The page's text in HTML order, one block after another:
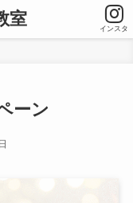
室 インスタ
ーン